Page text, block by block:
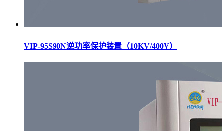
VIP-95S90N逆功率保护装置（10KV/400V）